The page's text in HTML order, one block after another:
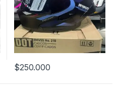
variantes. Las opciones se
$250.000
Este producto tiene múltiples